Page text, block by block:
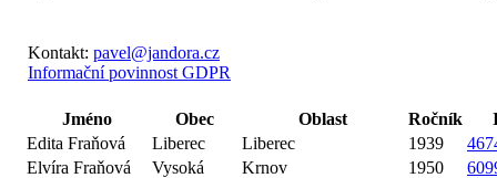
Kontakt: pavel@jandora.cz
Informační povinnost GDPR
Jméno Obec Oblast Ročník
Edita Fraňová
Liberec Liberec 1939
Elvíra Fraňová
Vysoká Krnov 1950